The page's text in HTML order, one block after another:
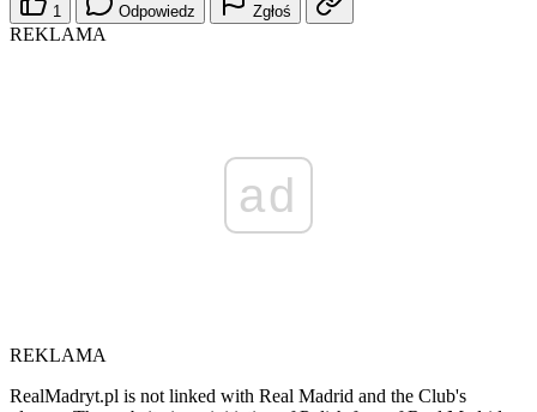
1 Odpowiedz Zgłoś
REKLAMA
ad
REKLAMA
RealMadryt.pl is not linked with Real Madrid and the Club's